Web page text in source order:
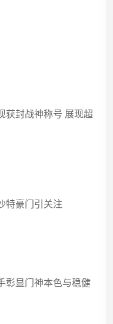
获封战神称号 展现超
特豪门引关注
彰显门神本色与稳健